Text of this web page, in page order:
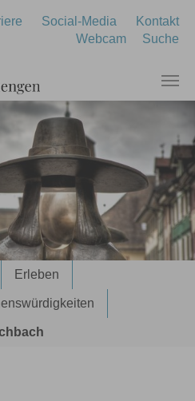
Social-Media
Kontakt
Webcam
Suche
Erleben